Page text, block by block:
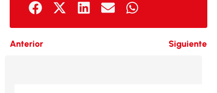
Anterior Siguiente